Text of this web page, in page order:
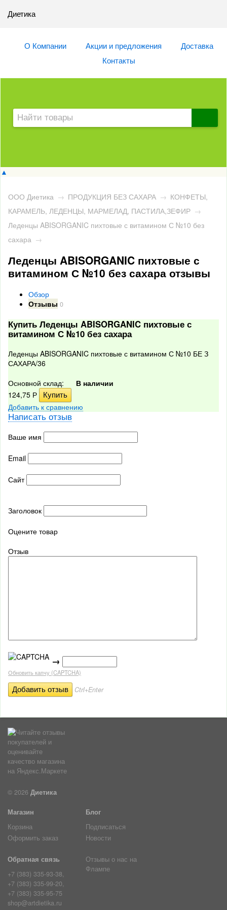
Диетика
О Компании Акции и предложения
Доставка
Контакты
▲
ООО Диетика → ПРОДУКЦИЯ БЕЗ САХАРА → КОНФЕТЫ,
КАРАМЕЛЬ, ЛЕДЕНЦЫ, МАРМЕЛАД, ПАСТИЛА,ЗЕФИР →
Леденцы ABISORGANIC пихтовые с витамином С №10 без
сахара →
Леденцы ABISORGANIC пихтовые с
витамином С №10 без сахара отзывы
Обзор
Отзывы 0
Купить Леденцы ABISORGANIC пихтовые с
витамином С №10 без сахара
Леденцы ABISORGANIC пихтовые с витамином С №10 БЕ З
САХАРА/36
Основной склад:
В наличии
124,75 Р
Добавить к сравнению
Написать отзыв
Ваше имя
Email
Сайт
Заголовок
Оцените товар
Отзыв
→
Обновить капчу (CAPTCHA)
Ctrl+Enter
© 2026 Диетика
Магазин
Корзина
Оформить заказ
Блог
Подписаться
Новости
Обратная связь
+7 (383) 335-93-38,
+7 (383) 335-99-20,
+7 (383) 335-95-75
shop@artdietika.ru
Отзывы о нас на
Флампе